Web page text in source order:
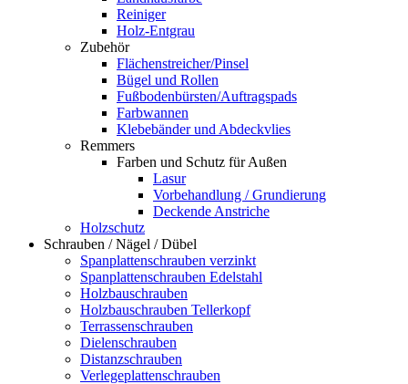
Reiniger
Holz-Entgrau
Zubehör
Flächenstreicher/Pinsel
Bügel und Rollen
Fußbodenbürsten/Auftragspads
Farbwannen
Klebebänder und Abdeckvlies
Remmers
Farben und Schutz für Außen
Lasur
Vorbehandlung / Grundierung
Deckende Anstriche
Holzschutz
Schrauben / Nägel / Dübel
Spanplattenschrauben verzinkt
Spanplattenschrauben Edelstahl
Holzbauschrauben
Holzbauschrauben Tellerkopf
Terrassenschrauben
Dielenschrauben
Distanzschrauben
Verlegeplattenschrauben